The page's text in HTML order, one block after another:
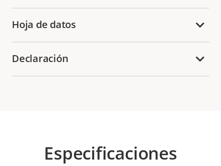
Hoja de datos
Declaración
Especificaciones